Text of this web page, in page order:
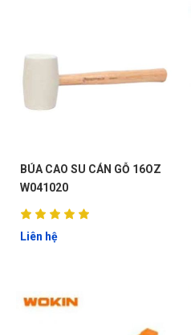
BÚA CAO SU CÁN GỖ 16OZ
W041020
Liên hệ